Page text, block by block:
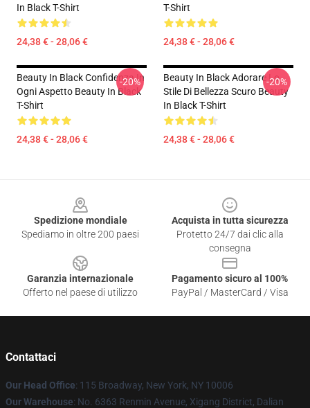
In Black T-Shirt
24,38 € - 28,06 €
T-Shirt
24,38 € - 28,06 €
Beauty In Black Confidenza In
Ogni Aspetto Beauty In Black
T-Shirt
24,38 € - 28,06 €
-20%
Beauty In Black Adorare Lo
Stile Di Bellezza Scuro Beauty
In Black T-Shirt
24,38 € - 28,06 €
-20%
Spedizione mondiale
Spediamo in oltre 200 paesi
Acquista in tutta sicurezza
Protetto 24/7 dai clic alla
consegna
Garanzia internazionale
Offerto nel paese di utilizzo
Pagamento sicuro al 100%
PayPal / MasterCard / Visa
Contattaci
Our Head Office: 115 Broadway, New York, NY 10006
Our Warehouse: No. 6363 Renmin Avenue, Xigang District, Dalian